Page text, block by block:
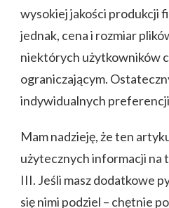
wysokiej jakości produkcji
jednak, cena i rozmiar
niektórych użytkowników
ograniczającym.
indywidualnych
Mam nadzieję, że ten
użytecznych informacji na
III. Jeśli masz dodatkowe
się nimi podziel – chętnie